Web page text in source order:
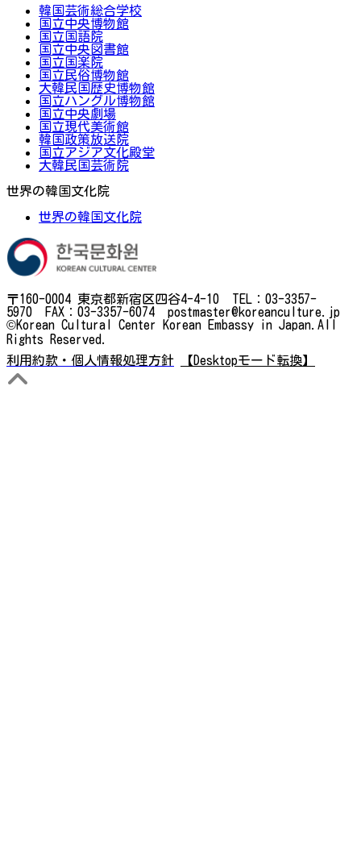
韓国芸術総合学校
国立中央博物館
国立国語院
国立中央図書館
国立国楽院
国立民俗博物館
大韓民国歴史博物館
国立ハングル博物館
国立中央劇場
国立現代美術館
韓国政策放送院
国立アジア文化殿堂
大韓民国芸術院
世界の韓国文化院
世界の韓国文化院
〒160-0004 東京都新宿区四谷4-4-10 TEL：03-3357-
5970 FAX：03-3357-6074 postmaster@koreanculture.jp
©Korean Cultural Center Korean Embassy in Japan.All
Rights Reserved.
利用約款・個人情報処理方針
【Desktopモード転換】